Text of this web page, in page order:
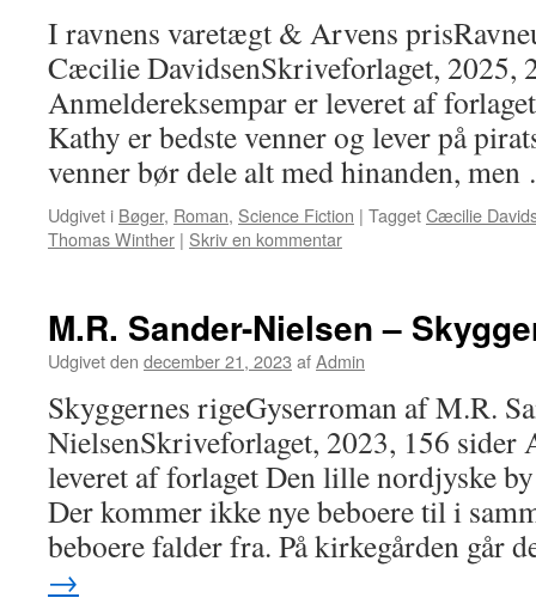
I ravnens varetægt & Arvens
Cæcilie DavidsenSkriveforlaget, 2025,
Anmeldereksempar er leveret af
Kathy er bedste venner og lever på
venner bør dele alt med hinanden,
Udgivet i Bøger, Roman, Science Fiction | TaggetCæcilie
Thomas Winther | Skriv en kommentar
M.R. Sander-Nielsen –
Udgivet den december 21, 2023 afAdmin
Skyggernes rigeGyserroman af M.R.
NielsenSkriveforlaget, 2023, 156 sider
leveret af forlaget Den lille nordjyske
Der kommer ikke nye beboere til i
beboere falder fra. På kirkegården går
→